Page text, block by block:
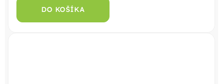
DO KOŠÍKA